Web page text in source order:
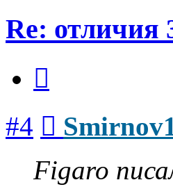
Re: отличия
#4
Figaro